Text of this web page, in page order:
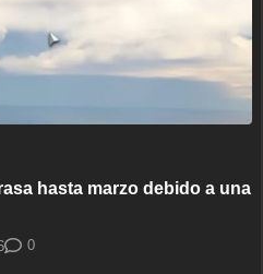
hasta marzo debido a una
0